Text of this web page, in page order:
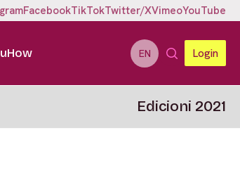
FacebookTikTokTwitter/XVimeoYouTube
EN Login
Edicioni 2021